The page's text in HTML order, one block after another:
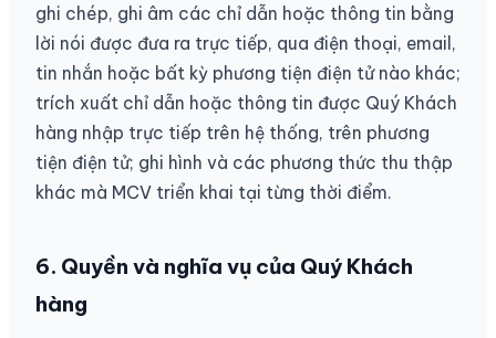
ghi chép, ghi âm các chỉ dẫn hoặc thông tin bằng
lời nói được đưa ra trực tiếp, qua điện thoại, email,
tin nhắn hoặc bất kỳ phương tiện điện tử nào khác;
trích xuất chỉ dẫn hoặc thông tin được Quý Khách
hàng nhập trực tiếp trên hệ thống, trên phương
tiện điện tử; ghi hình và các phương thức thu thập
khác mà MCV triển khai tại từng thời điểm.
6. Quyền và nghĩa vụ của Quý Khách
hàng